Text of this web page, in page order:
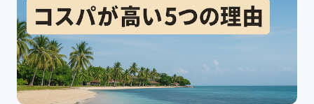
る？
フ
ィ
リ
ピ
ン
英